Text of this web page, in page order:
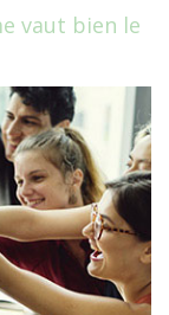
vaut bien le